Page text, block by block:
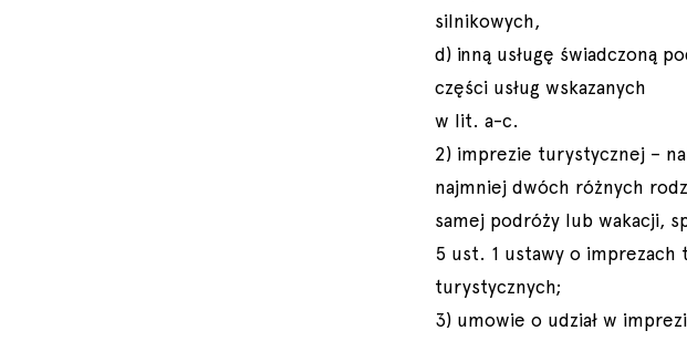
silnikowych,
d) inną usługę świadczoną
części usług wskazanych
w lit. a-c.
2) imprezie turystycznej –
najmniej dwóch różnych
samej podróży lub wakacji,
5 ust. 1 ustawy o imprezach
turystycznych;
3) umowie o udział w